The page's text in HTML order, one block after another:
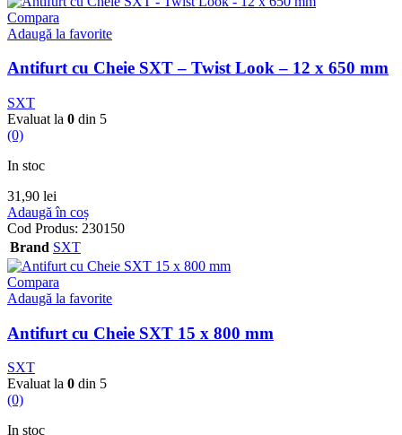
Compara
Adaugă la favorite
Antifurt cu Cheie SXT – Twist Look – 12 x 650 mm
SXT
Evaluat la 0 din 5
(0)
In stoc
31,90 lei
Adaugă în coș
Cod Produs: 230150
Brand SXT
Compara
Adaugă la favorite
Antifurt cu Cheie SXT 15 x 800 mm
SXT
Evaluat la 0 din 5
(0)
In stoc